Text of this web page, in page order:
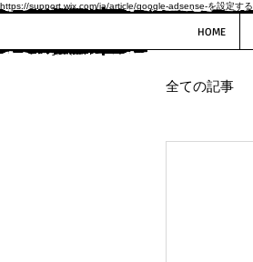
https://support.wix.com/ja/article/google-adsense-を設定する
HOME
全ての記事